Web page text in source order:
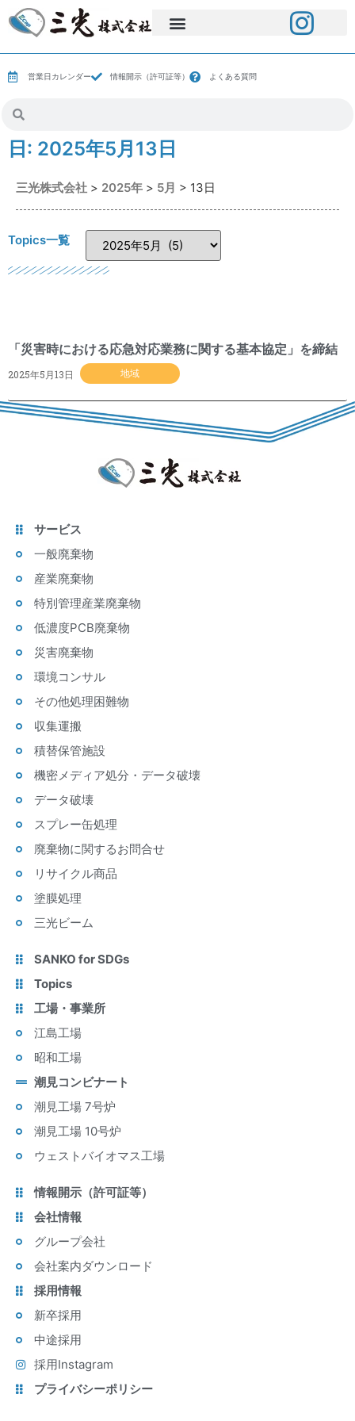
営業日カレンダー 情報開示（許可証等） よくある質問
日: 2025年5月13日
三光株式会社 > 2025年 > 5月 > 13日
Topics一覧
地域
「災害時における応急対応業務に関する基本協定」を締結
2025年5月13日
サービス
一般廃棄物
産業廃棄物
特別管理産業廃棄物
低濃度PCB廃棄物
災害廃棄物
環境コンサル
その他処理困難物
収集運搬
積替保管施設
機密メディア処分・データ破壊
データ破壊
スプレー缶処理
廃棄物に関するお問合せ
リサイクル商品
塗膜処理
三光ビーム
SANKO for SDGs
Topics
工場・事業所
江島工場
昭和工場
潮見コンビナート
潮見工場 7号炉
潮見工場 10号炉
ウェストバイオマス工場
情報開示（許可証等）
会社情報
グループ会社
会社案内ダウンロード
採用情報
新卒採用
中途採用
採用Instagram
プライバシーポリシー